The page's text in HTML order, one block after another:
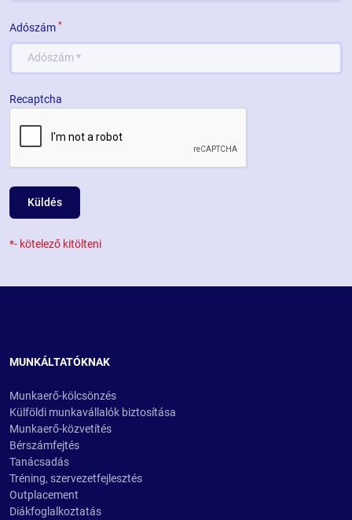
Adószám *
Recaptcha
Küldés
*- kötelező kitölteni
MUNKÁLTATÓKNAK
Munkaerő-kölcsönzés
Külföldi munkavállalók biztosítása
Munkaerő-közvetítés
Bérszámfejtés
Tanácsadás
Tréning, szervezetfejlesztés
Outplacement
Diákfoglalkoztatás